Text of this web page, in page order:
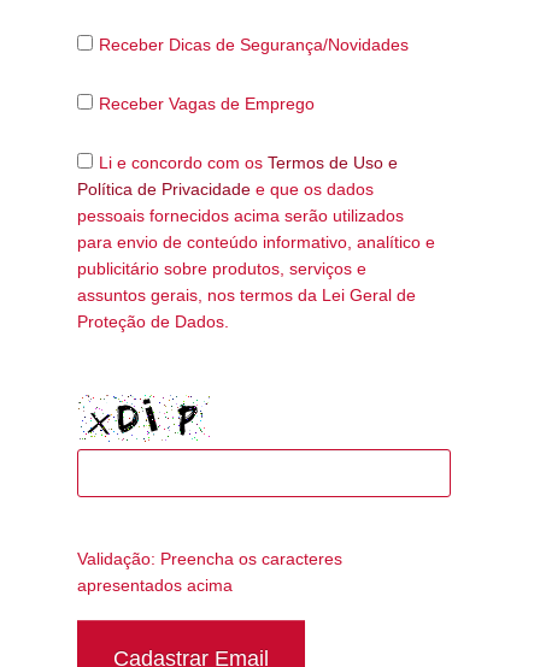
Receber Dicas de Segurança/Novidades
Receber Vagas de Emprego
Li e concordo com os Termos de Uso e
Política de Privacidade e que os dados
pessoais fornecidos acima serão utilizados
para envio de conteúdo informativo, analítico e
publicitário sobre produtos, serviços e
assuntos gerais, nos termos da Lei Geral de
Proteção de Dados.
Validação: Preencha os caracteres
apresentados acima